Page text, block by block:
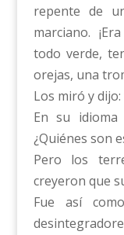
repente de
marciano.
todo verde,
orejas, una
Los miró y dijo:
En su idioma
¿Quiénes son
Pero los
creyeron que
Fue así